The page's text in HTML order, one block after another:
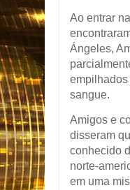
Ao entrar
Ángeles,
sangue.
Amigos e
disseram
conhecido
norte-
em uma